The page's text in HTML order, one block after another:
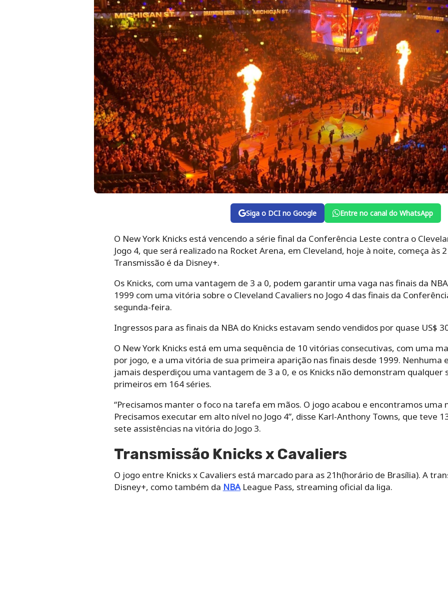
Siga o DCI no Google Entre no canal do WhatsApp
O New York Knicks está vencendo a série final da Conferência Leste contra o
Jogo 4, que será realizado na Rocket Arena, em Cleveland, hoje à noite, começa às
Transmissão é da Disney+.
Os Knicks, com uma vantagem de 3 a 0, podem garantir uma vaga nas finais da
1999 com uma vitória sobre o Cleveland Cavaliers no Jogo 4 das finais da
segunda-feira.
Ingressos para as finais da NBA do Knicks estavam sendo vendidos por quase US$
O New York Knicks está em uma sequência de 10 vitórias consecutivas, com uma
por jogo, e a uma vitória de sua primeira aparição nas finais desde 1999. Nenhuma
jamais desperdiçou uma vantagem de 3 a 0, e os Knicks não demonstram qualquer
primeiros em 164 séries.
“Precisamos manter o foco na tarefa em mãos. O jogo acabou e encontramos uma
Precisamos executar em alto nível no Jogo 4”, disse Karl-Anthony Towns, que teve
sete assistências na vitória do Jogo 3.
Transmissão Knicks x Cavaliers
O jogo entre Knicks x Cavaliers está marcado para as 21h(horário de Brasília). A
Disney+, como também da NBALeague Pass, streaming oficial da liga.